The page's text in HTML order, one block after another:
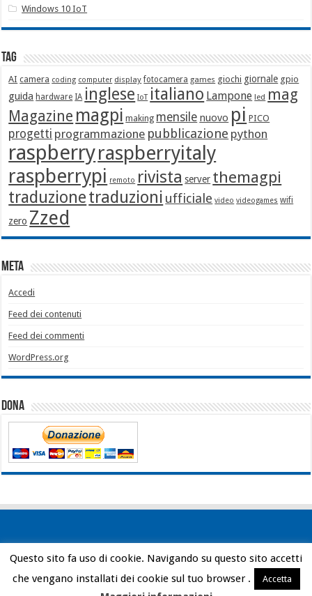
Windows 10 IoT
Tag
AI camera coding computer display fotocamera games giochi giornale gpio
guida hardware IA inglese IoT italiano Lampone led mag
Magazine magpi making mensile nuovo pi PICO
progetti programmazione pubblicazione python
raspberryraspberryitaly
raspberrypi remoto rivista server themagpi
traduzionetraduzioni ufficiale video videogames wifi
zero Zzed
Meta
Accedi
Feed dei contenuti
Feed dei commenti
WordPress.org
Dona
Powered by WordPress| Designed by Bob Vann
© Copyright 2026, All Rights Reserved
Questo sito fa uso di cookie. Navigando su questo sito accetti
che vengano installati dei cookie sul tuo browser .
Accetta